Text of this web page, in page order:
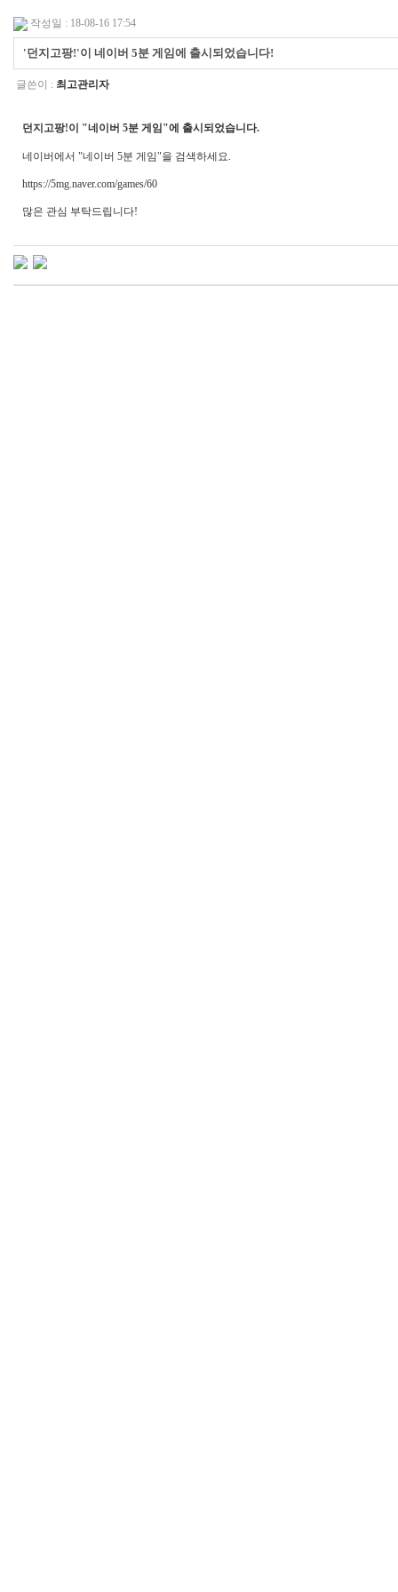
작성일 : 18-08-16 17:54
'던지고팡!'이 네이버 5분 게임에 출시되었습니다!
글쓴이 : 최고관리자
던지고팡!이 "네이버 5분 게임"에 출시되었습니다.
네이버에서 "네이버 5분 게임"을 검색하세요.
https://5mg.naver.com/games/60
많은 관심 부탁드립니다!